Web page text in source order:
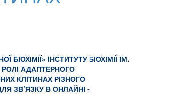
ІНСТИТУТУ БІОХІМІЇ ІМ.
АДАПТЕРНОГО
КЛІТИНАХ РІЗНОГО
ЗВ’ЯЗКУ В ОНЛАЙНІ -